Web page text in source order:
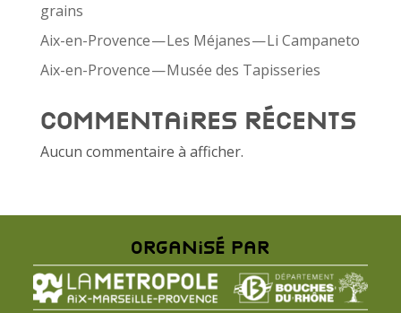
grains
Aix-​en-​Provence — Les Méjanes — Li Campaneto
Aix-​en-​Provence — Musée des Tapisseries
Commentaires récents
Aucun commentaire à afficher.
Organisé par